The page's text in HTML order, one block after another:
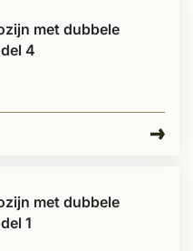
met dubbele
4
met dubbele
1